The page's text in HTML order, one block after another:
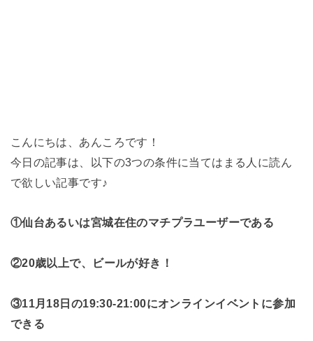
こんにちは、あんころです！
今日の記事は、以下の3つの条件に当てはまる人に読ん
で欲しい記事です♪
①仙台あるいは宮城在住のマチプラユーザーである
②20歳以上で、ビールが好き！
③11月18日の19:30-21:00にオンラインイベントに参加
できる